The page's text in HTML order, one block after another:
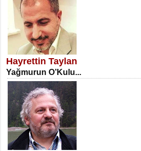
SATILMIŞ ÜMİT ÇETİNKAYA
Erkenlik...
NECLA DİLEK ARSLAN
Öğretmenler Günü Mahkemesi...
Hayrettin Taylan
Yağmurun O’Kulu...